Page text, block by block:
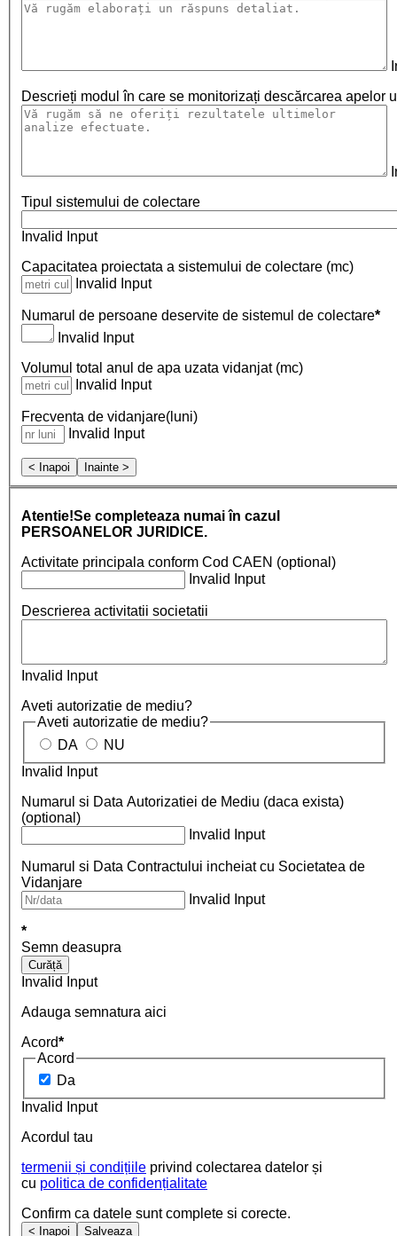
Descrieți modul în care se monitorizați descărcarea apelor
Tipul sistemului de colectare
Invalid Input
Capacitatea proiectata a sistemului de colectare (mc)
Invalid Input
Numarul de persoane deservite de sistemul de colectare*
Invalid Input
Volumul total anul de apa uzata vidanjat (mc)
Invalid Input
Frecventa de vidanjare(luni)
Invalid Input
< Inapoi Inainte >
Atentie!Se completeaza numai în cazul
PERSOANELOR JURIDICE.
Activitate principala conform Cod CAEN (optional)
Invalid Input
Descrierea activitatii societatii
Invalid Input
Aveti autorizatie de mediu?
Aveti autorizatie de mediu?
DA
NU
Invalid Input
Numarul si Data Autorizatiei de Mediu (daca exista)
(optional)
Invalid Input
Numarul si Data Contractului incheiat cu Societatea de
Vidanjare
Invalid Input
*
Semn deasupra
Curăță
Invalid Input
Adauga semnatura aici
Acord*
Acord
Da
Invalid Input
Acordul tau
termenii și condițiile privind colectarea datelor și
cu politica de confidențialitate
Confirm ca datele sunt complete si corecte.
< Inapoi Salveaza